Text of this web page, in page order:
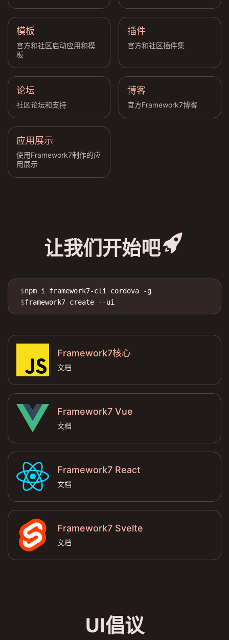
模板
官方和社区启动应用和模
板
插件
官方和社区插件集
论坛
社区论坛和支持
博客
官方Framework7博客
应用展示
使用Framework7制作的应
用展示
让我们开始吧rocket_fill
$npm i framework7-cli cordova -g
$framework7 create --ui
Framework7核心
文档
Framework7 Vue
文档
Framework7 React
文档
Framework7 Svelte
文档
UI倡议